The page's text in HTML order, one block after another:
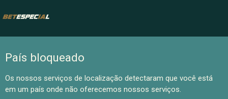
País bloqueado
Os nossos serviços de localização detectaram que você está
em um país onde não oferecemos nossos serviços.